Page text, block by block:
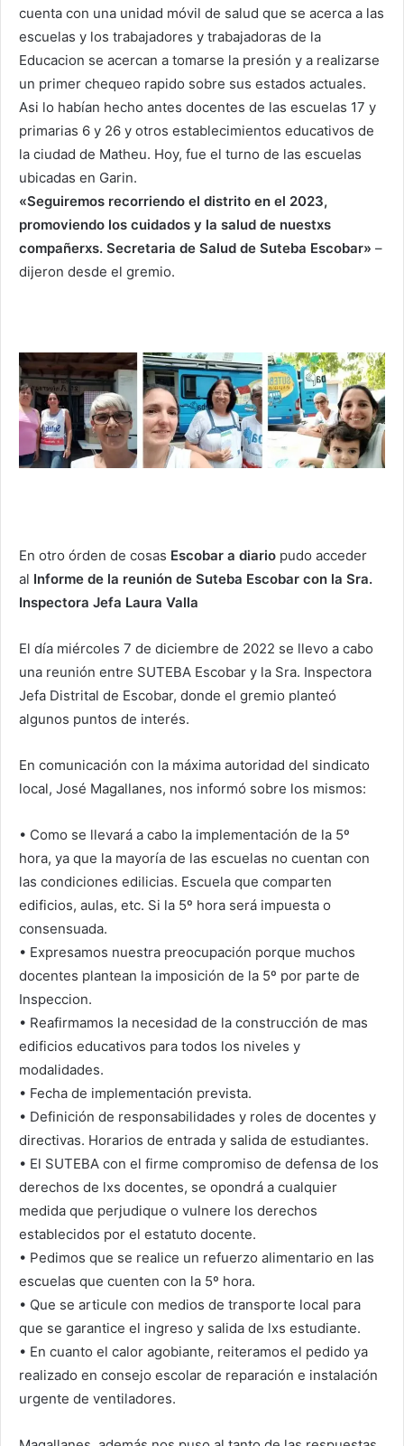
cuenta con una unidad móvil de salud que se acerca a las
escuelas y los trabajadores y trabajadoras de la
Educacion se acercan a tomarse la presión y a realizarse
un primer chequeo rapido sobre sus estados actuales.
Asi lo habían hecho antes docentes de las escuelas 17 y
primarias 6 y 26 y otros establecimientos educativos de
la ciudad de Matheu. Hoy, fue el turno de las escuelas
ubicadas en Garin.
«Seguiremos recorriendo el distrito en el 2023,
promoviendo los cuidados y la salud de nuestxs
compañerxs. Secretaria de Salud de Suteba Escobar» –
dijeron desde el gremio.
En otro órden de cosas Escobar a diario pudo acceder
al Informe de la reunión de Suteba Escobar con la Sra.
Inspectora Jefa Laura Valla
El día miércoles 7 de diciembre de 2022 se llevo a cabo
una reunión entre SUTEBA Escobar y la Sra. Inspectora
Jefa Distrital de Escobar, donde el gremio planteó
algunos puntos de interés.
En comunicación con la máxima autoridad del sindicato
local, José Magallanes, nos informó sobre los mismos:
• Como se llevará a cabo la implementación de la 5º
hora, ya que la mayoría de las escuelas no cuentan con
las condiciones edilicias. Escuela que comparten
edificios, aulas, etc. Si la 5º hora será impuesta o
consensuada.
• Expresamos nuestra preocupación porque muchos
docentes plantean la imposición de la 5º por parte de
Inspeccion.
• Reafirmamos la necesidad de la construcción de mas
edificios educativos para todos los niveles y
modalidades.
• Fecha de implementación prevista.
• Definición de responsabilidades y roles de docentes y
directivas. Horarios de entrada y salida de estudiantes.
• El SUTEBA con el firme compromiso de defensa de los
derechos de lxs docentes, se opondrá a cualquier
medida que perjudique o vulnere los derechos
establecidos por el estatuto docente.
• Pedimos que se realice un refuerzo alimentario en las
escuelas que cuenten con la 5º hora.
• Que se articule con medios de transporte local para
que se garantice el ingreso y salida de lxs estudiante.
• En cuanto el calor agobiante, reiteramos el pedido ya
realizado en consejo escolar de reparación e instalación
urgente de ventiladores.